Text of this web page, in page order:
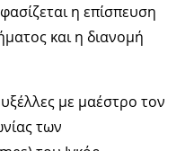
η επίσπευση
και η διανομή
με μαέστρο τον
των